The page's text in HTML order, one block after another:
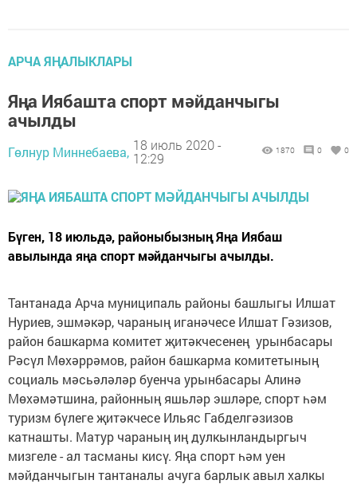
АРЧА ЯҢАЛЫКЛАРЫ
Яңа Иябашта спорт мәйданчыгы
ачылды
Гөлнур Миннебаева, 18 июль 2020 -
12:29
1870 0 0
Бүген, 18 июльдә, районыбызның Яңа Иябаш
авылында яңа спорт мәйданчыгы ачылды.
Тантанада Арча муниципаль районы башлыгы Илшат
Нуриев, эшмәкәр, чараның иганәчесе Илшат Гәзизов,
район башкарма комитет җитәкчесенең урынбасары
Рәсүл Мөхәррәмов, район башкарма комитетының
социаль мәсьәләләр буенча урынбасары Алинә
Мөхәмәтшина, районның яшьләр эшләре, спорт һәм
туризм бүлеге җитәкчесе Ильяс Габделгәзизов
катнашты. Матур чараның иң дулкынландыргыч
мизгеле - ал тасманы кисү. Яңа спорт һәм уен
мәйданчыгын тантаналы ачуга барлык авыл халкы